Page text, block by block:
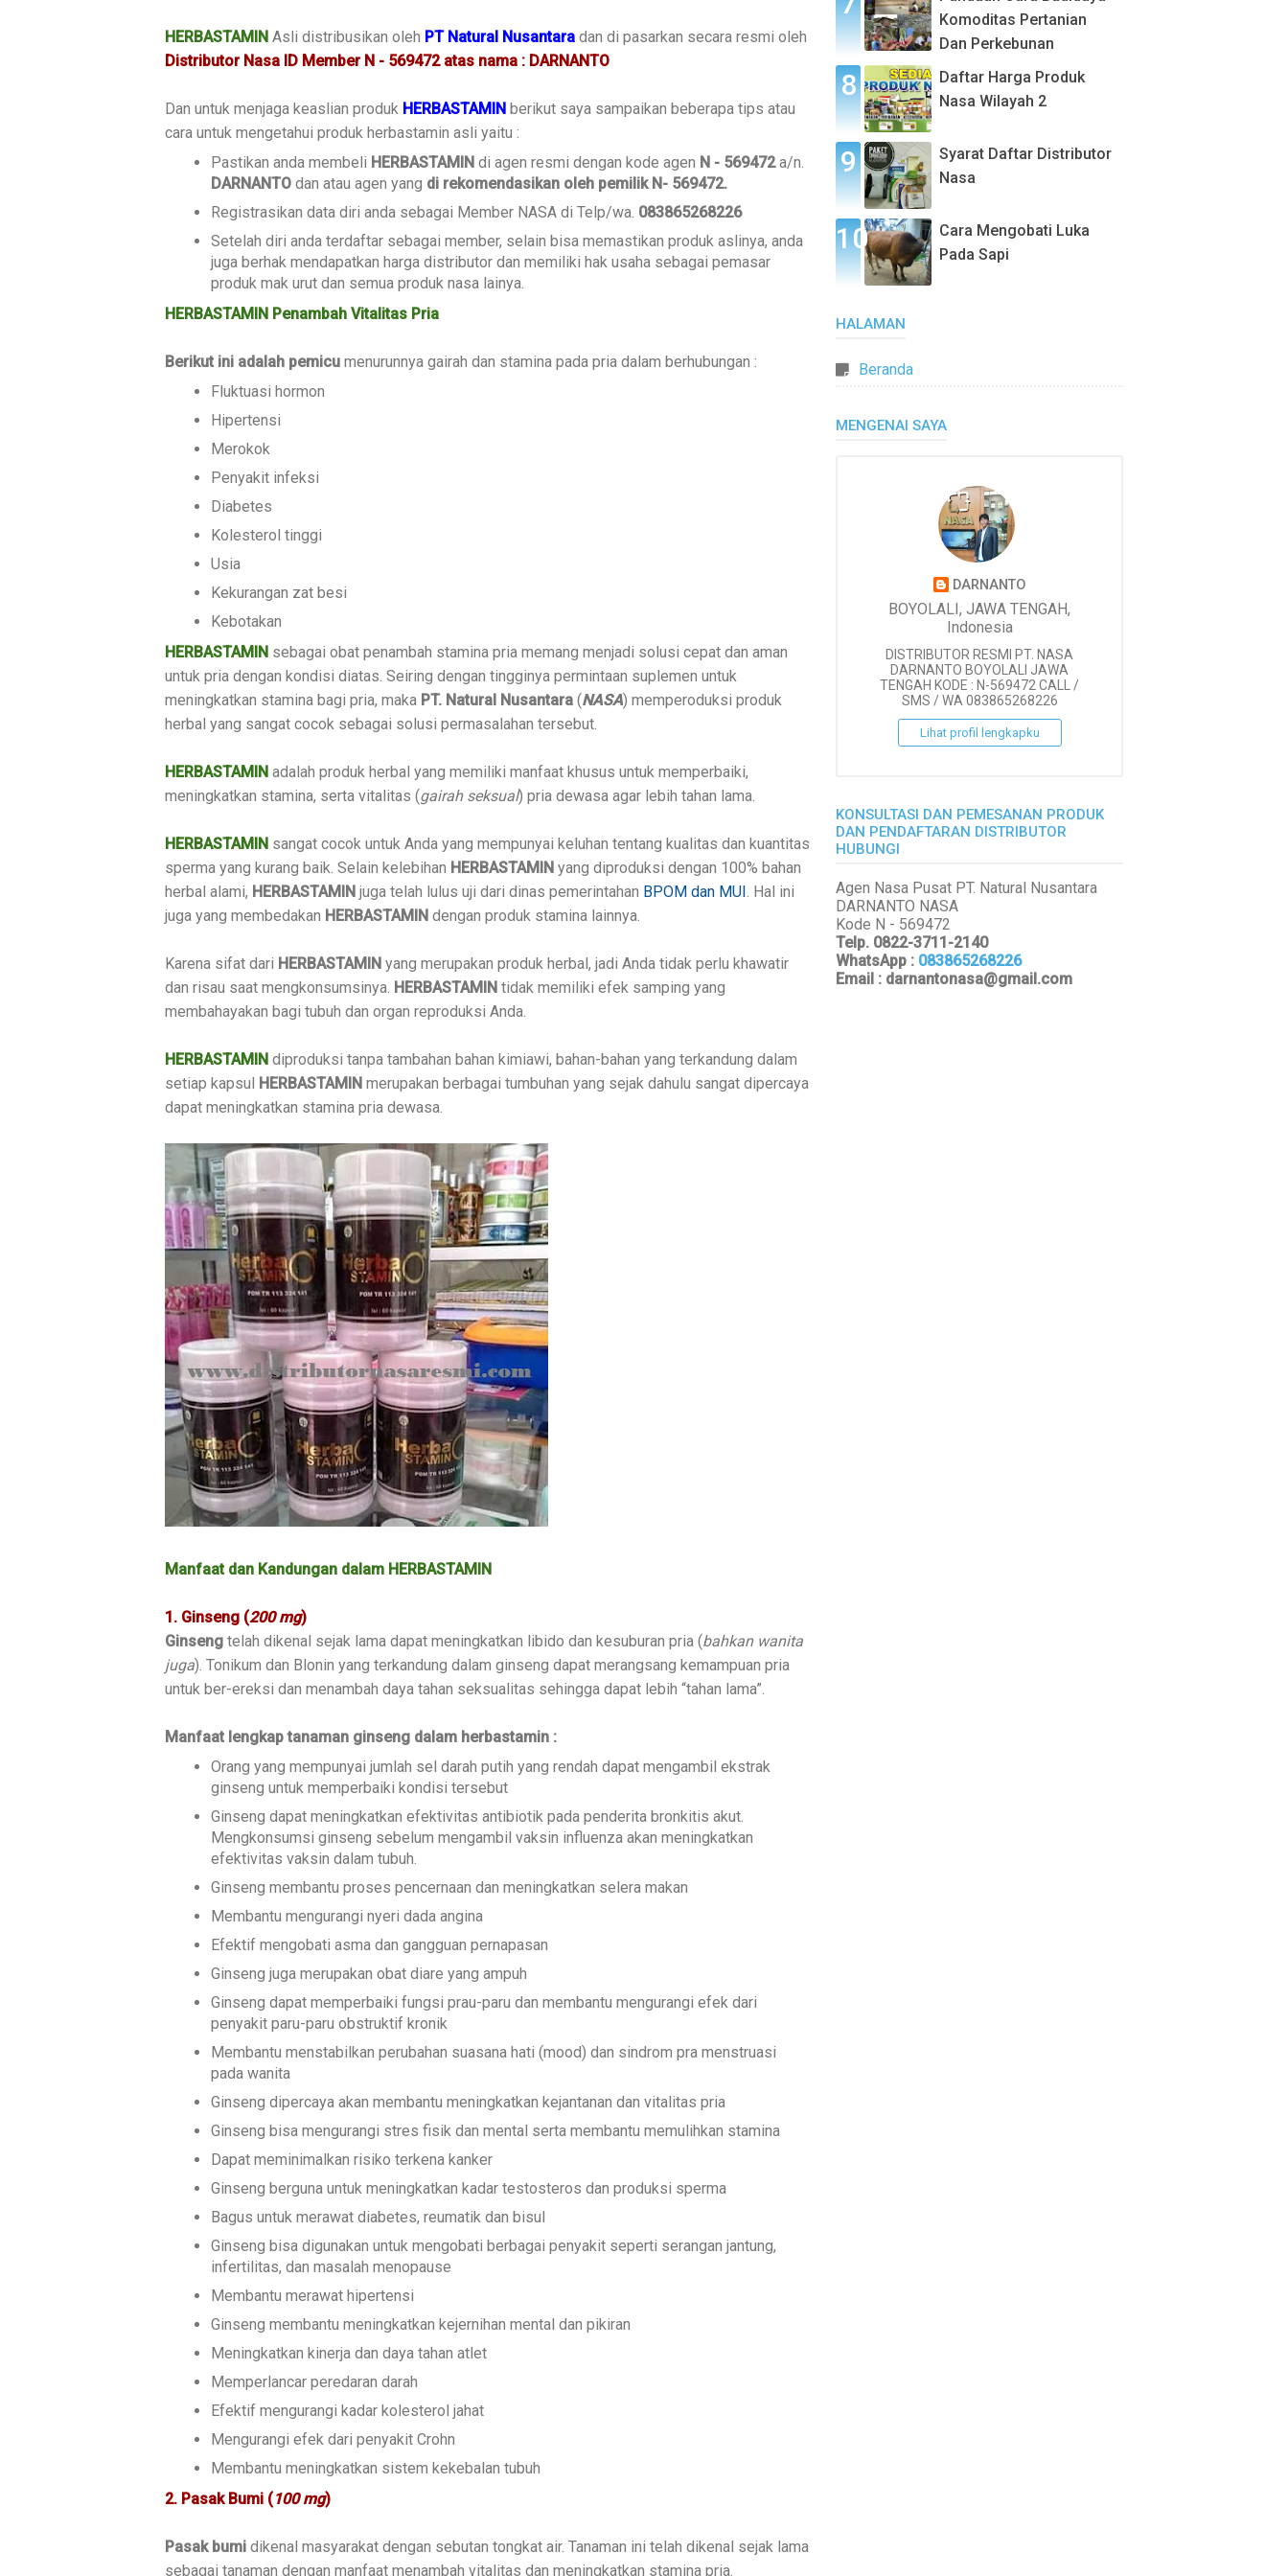
HERBASTAMIN Asli distribusikan oleh PT Natural Nusantara dan di pasarkan secara resmi oleh
Distributor Nasa ID Member N - 569472 atas nama : DARNANTO
Dan untuk menjaga keaslian produk HERBASTAMIN berikut saya sampaikan beberapa tips atau
cara untuk mengetahui produk herbastamin asli yaitu :
Pastikan anda membeli HERBASTAMIN di agen resmi dengan kode agen N - 569472a/n.
DARNANTO dan atau agen yang di rekomendasikan oleh pemilik N- 569472.
Registrasikan data diri anda sebagai Member NASA di Telp/wa. 083865268226
Setelah diri anda terdaftar sebagai member, selain bisa memastikan produk aslinya, anda
juga berhak mendapatkan harga distributor dan memiliki hak usaha sebagai pemasar
produk mak urut dan semua produk nasa lainya.
HERBASTAMIN Penambah Vitalitas Pria
Berikut ini adalah pemicu menurunnya gairah dan stamina pada pria dalam berhubungan :
Fluktuasi hormon
Hipertensi
Merokok
Penyakit infeksi
Diabetes
Kolesterol tinggi
Usia
Kekurangan zat besi
Kebotakan
HERBASTAMIN sebagai obat penambah stamina pria memang menjadi solusi cepat dan aman
untuk pria dengan kondisi diatas. Seiring dengan tingginya permintaan suplemen untuk
meningkatkan stamina bagi pria, maka PT. Natural Nusantara (NASA) memperoduksi produk
herbal yang sangat cocok sebagai solusi permasalahan tersebut.
HERBASTAMIN adalah produk herbal yang memiliki manfaat khusus untuk memperbaiki,
meningkatkan stamina, serta vitalitas (gairah seksual) pria dewasa agar lebih tahan lama.
HERBASTAMIN sangat cocok untuk Anda yang mempunyai keluhan tentang kualitas dan kuantitas
sperma yang kurang baik. Selain kelebihan HERBASTAMIN yang diproduksi dengan 100% bahan
herbal alami, HERBASTAMIN juga telah lulus uji dari dinas pemerintahan BPOM dan MUI . Hal ini
juga yang membedakan HERBASTAMIN dengan produk stamina lainnya.
Karena sifat dari HERBASTAMIN yang merupakan produk herbal, jadi Anda tidak perlu khawatir
dan risau saat mengkonsumsinya. HERBASTAMIN tidak memiliki efek samping yang
membahayakan bagi tubuh dan organ reproduksi Anda.
HERBASTAMIN diproduksi tanpa tambahan bahan kimiawi, bahan-bahan yang terkandung dalam
setiap kapsul HERBASTAMIN merupakan berbagai tumbuhan yang sejak dahulu sangat dipercaya
dapat meningkatkan stamina pria dewasa.
Manfaat dan Kandungan dalam HERBASTAMIN
1. Ginseng (200 mg)
Ginseng telah dikenal sejak lama dapat meningkatkan libido dan kesuburan pria (bahkan wanita
juga). Tonikum dan Blonin yang terkandung dalam ginseng dapat merangsang kemampuan pria
untuk ber-ereksi dan menambah daya tahan seksualitas sehingga dapat lebih “tahan lama”.
Manfaat lengkap tanaman ginseng dalam herbastamin :
Orang yang mempunyai jumlah sel darah putih yang rendah dapat mengambil ekstrak
ginseng untuk memperbaiki kondisi tersebut
Ginseng dapat meningkatkan efektivitas antibiotik pada penderita bronkitis akut.
Mengkonsumsi ginseng sebelum mengambil vaksin influenza akan meningkatkan
efektivitas vaksin dalam tubuh.
Ginseng membantu proses pencernaan dan meningkatkan selera makan
Membantu mengurangi nyeri dada angina
Efektif mengobati asma dan gangguan pernapasan
Ginseng juga merupakan obat diare yang ampuh
Ginseng dapat memperbaiki fungsi prau-paru dan membantu mengurangi efek dari
penyakit paru-paru obstruktif kronik
Membantu menstabilkan perubahan suasana hati (mood) dan sindrom pra menstruasi
pada wanita
Ginseng dipercaya akan membantu meningkatkan kejantanan dan vitalitas pria
Ginseng bisa mengurangi stres fisik dan mental serta membantu memulihkan stamina
Dapat meminimalkan risiko terkena kanker
Ginseng berguna untuk meningkatkan kadar testosteros dan produksi sperma
Bagus untuk merawat diabetes, reumatik dan bisul
Ginseng bisa digunakan untuk mengobati berbagai penyakit seperti serangan jantung,
infertilitas, dan masalah menopause
Membantu merawat hipertensi
Ginseng membantu meningkatkan kejernihan mental dan pikiran
Meningkatkan kinerja dan daya tahan atlet
Memperlancar peredaran darah
Efektif mengurangi kadar kolesterol jahat
Mengurangi efek dari penyakit Crohn
Membantu meningkatkan sistem kekebalan tubuh
2. Pasak Bumi (100 mg)
Pasak bumi dikenal masyarakat dengan sebutan tongkat air. Tanaman ini telah dikenal sejak lama
sebagai tanaman dengan manfaat menambah vitalitas dan meningkatkan stamina pria.
Komoditas Pertanian
Dan Perkebunan
Daftar Harga Produk
Nasa Wilayah 2
Syarat Daftar Distributor
Nasa
Cara Mengobati Luka
Pada Sapi
HALAMAN
Beranda
MENGENAI SAYA
DARNANTO
BOYOLALI, JAWA TENGAH,
Indonesia
DISTRIBUTOR RESMI PT. NASA
DARNANTO BOYOLALI JAWA
TENGAH KODE : N-569472 CALL /
SMS / WA 083865268226
Lihat profil lengkapku
KONSULTASI DAN PEMESANAN PRODUK
DAN PENDAFTARAN DISTRIBUTOR
HUBUNGI
Agen Nasa Pusat PT. Natural Nusantara
DARNANTO NASA
Kode N - 569472
Telp. 0822-3711-2140
WhatsApp : 083865268226
Email : darnantonasa@gmail.com